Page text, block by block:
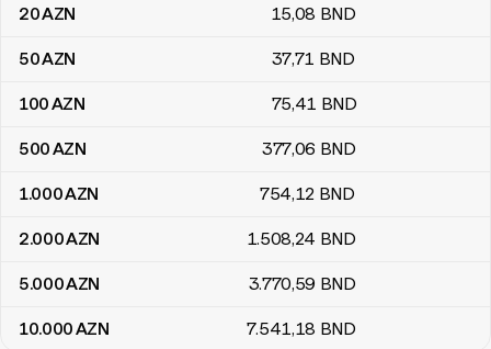
20AZN 15,08 BND
50AZN 37,71 BND
100AZN 75,41 BND
500AZN 377,06 BND
1.000AZN 754,12 BND
2.000AZN 1.508,24 BND
5.000AZN 3.770,59 BND
10.000AZN 7.541,18 BND